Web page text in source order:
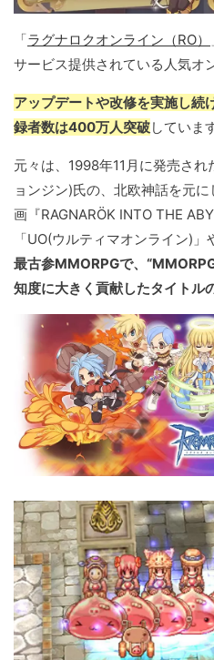
「ラグナロクオンライン（RO）
サービス提供されている人気オ
アップデートや改修を実施し続
録者数は400万人突破していま
元々は、1998年11月に発売され
ョンジン)氏の、北欧神話を元
画『RAGNARÖK INTO THE
「UO(ウルティマオンライン)
最古参MMORPGで、
知度に大きく貢献したタイトル